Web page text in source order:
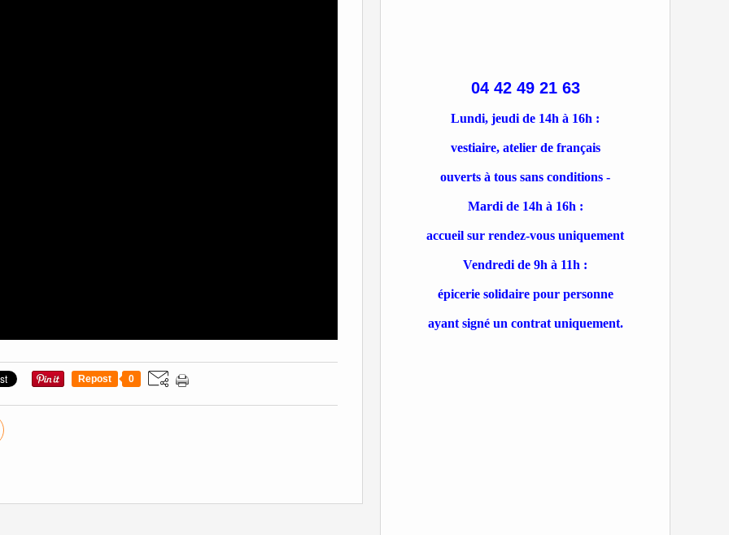
04 42 49 21 63
Lundi, jeudi de 14h à 16h :
vestiaire, atelier de français
ouverts à tous sans conditions -
Mardi de 14h à 16h :
accueil sur rendez-vous uniquement
Vendredi de 9h à 11h :
épicerie solidaire pour personne
ayant signé un contrat uniquement.
Repost 0